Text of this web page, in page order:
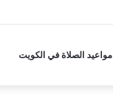
مواعيد الصلاة في الكويت